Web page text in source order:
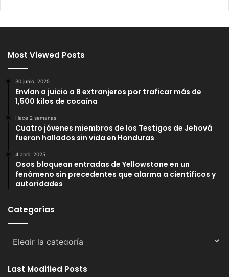
Most Viewed Posts
30 junio, 2025
Envían a juicio a 8 extranjeros por traficar más de
1,500 kilos de cocaína
Hace 2 semanas
Cuatro jóvenes miembros de los Testigos de Jehová
fueron hallados sin vida en Honduras
4 abril, 2025
Osos bloquean entradas de Yellowstone en un
fenómeno sin precedentes que alarma a científicos y
autoridades
Categorías
Categorías
Last Modified Posts